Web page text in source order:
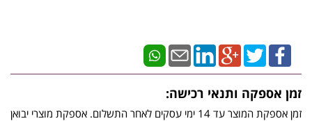
זמן אספקה ותנאי רכישה:
זמן אספקת המוצר עד 14 ימי עסקים לאחר התשלום. אספקת מוצרי יבואן